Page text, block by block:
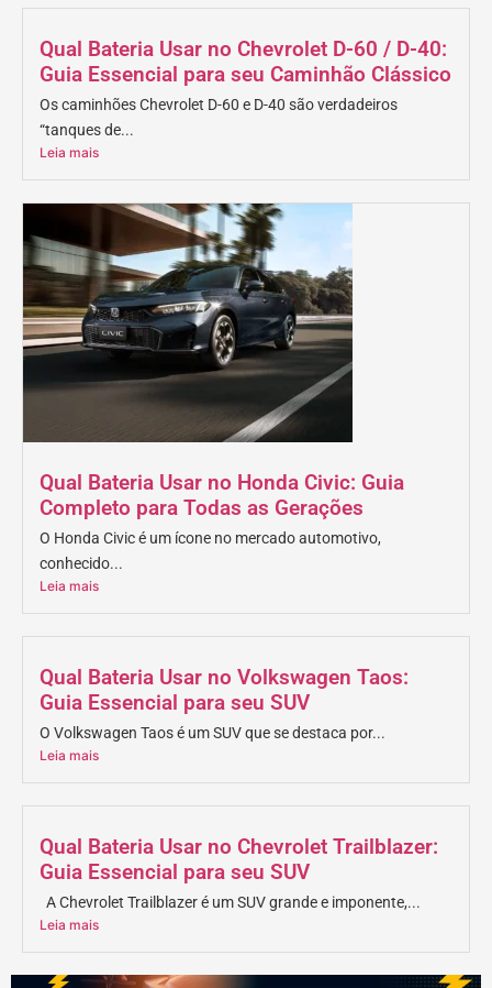
Qual Bateria Usar no Chevrolet D-60 / D-40:
Guia Essencial para seu Caminhão Clássico
Os caminhões Chevrolet D-60 e D-40 são verdadeiros
“tanques de...
Leia mais
Qual Bateria Usar no Honda Civic: Guia
Completo para Todas as Gerações
O Honda Civic é um ícone no mercado automotivo,
conhecido...
Leia mais
Qual Bateria Usar no Volkswagen Taos:
Guia Essencial para seu SUV
O Volkswagen Taos é um SUV que se destaca por...
Leia mais
Qual Bateria Usar no Chevrolet Trailblazer:
Guia Essencial para seu SUV
A Chevrolet Trailblazer é um SUV grande e imponente,...
Leia mais